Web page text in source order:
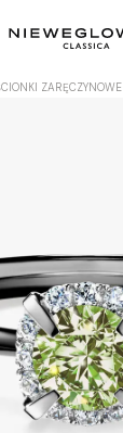
ZARĘCZYNOWE